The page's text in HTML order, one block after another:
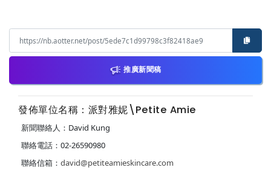
推廣新聞稿
發佈單位名稱：派對雅妮\Petite Amie
新聞聯絡人：David Kung
聯絡電話：02-26590980
聯絡信箱： david@petiteamieskincare.com